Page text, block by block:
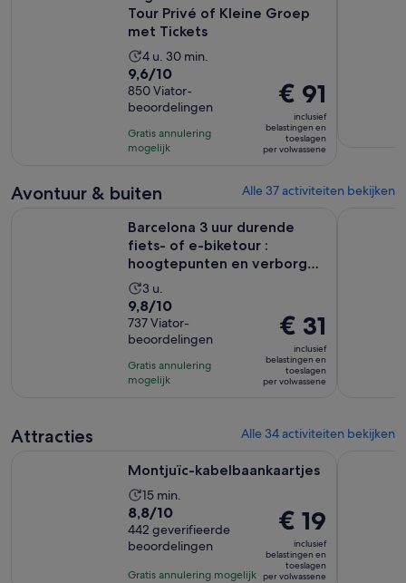
Tour Privé of Kleine Groep
met Tickets
De
activiteit
duurt
4
uur
en
minuten
4 u. 30 min.
9.6
van
10
met
850
9,6/10
850 Viator-
beoordelingen
Gratis annulering
mogelijk
De
prijs
is
€ 91
volwassene
€ 91
inclusief
belastingen en
toeslagen
per volwassene
Avontuur & buiten Alle 37 activiteiten bekijken
Barcelona 3 uur durende
fiets- of e-biketour :
hoogtepunten en verborgen
ju...De
activiteit
duurt
3
uur
3 u.
9.8
van
10
met
737
9,8/10
737 Viator-
beoordelingen
Gratis annulering
mogelijk
De
prijs
is
€ 31
€ 31
inclusief
belastingen en
toeslagen
per volwassene
Attracties Alle 34 activiteiten bekijken
Montjuïc-kabelbaankaartjes
De
activiteit
duurt
15
minuten
15 min.
8.8
van
10
met
8,8/10
442 geverifieerde
beoordelingen
Gratis annulering mogelijk
De
prijs
is
€ 19
€ 19
inclusief
belastingen en
toeslagen
per volwassene